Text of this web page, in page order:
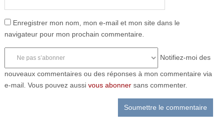
Enregistrer mon nom, mon e-mail et mon site dans le
navigateur pour mon prochain commentaire.
Notifiez-moi des
nouveaux commentaires ou des réponses à mon commentaire via
e-mail. Vous pouvez aussi vous abonnersans commenter.